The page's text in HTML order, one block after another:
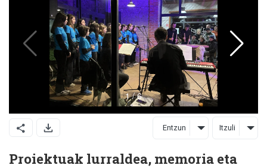
Entzun Itzuli
Proiektuak lurraldea, memoria eta